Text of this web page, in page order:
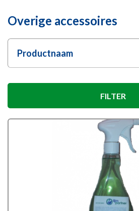
Overige accessoires
Productnaam
FILTER